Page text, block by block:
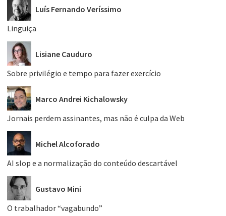
Luís Fernando Veríssimo
Linguiça
Lisiane Cauduro
Sobre privilégio e tempo para fazer exercício
Marco Andrei Kichalowsky
Jornais perdem assinantes, mas não é culpa da Web
Michel Alcoforado
AI slop e a normalização do conteúdo descartável
Gustavo Mini
O trabalhador “vagabundo”